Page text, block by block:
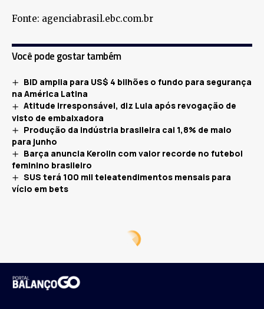
Fonte: agenciabrasil.ebc.com.br
Você pode gostar também
BID amplia para US$ 4 bilhões o fundo para segurança
na América Latina
Atitude irresponsável, diz Lula após revogação de
visto de embaixadora
Produção da indústria brasileira cai 1,8% de maio
para junho
Barça anuncia Kerolin com valor recorde no futebol
feminino brasileiro
SUS terá 100 mil teleatendimentos mensais para
vício em bets